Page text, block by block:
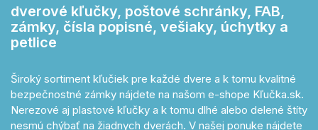
dverové kľučky, poštové schránky, FAB,
zámky, čísla popisné, vešiaky, úchytky a
petlice
Široký sortiment kľučiek pre každé dvere a k tomu kvalitné
bezpečnostné zámky nájdete na našom e-shope Kľučka.sk.
Nerezové aj plastové kľučky a k tomu dlhé alebo delené štíty
nesmú chýbať na žiadnych dverách. V našej ponuke nájdete